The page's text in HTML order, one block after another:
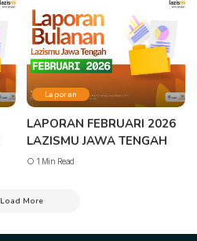
Laporan
LAPORAN FEBRUARI 2026
LAZISMU JAWA TENGAH
1 Min Read
Load More